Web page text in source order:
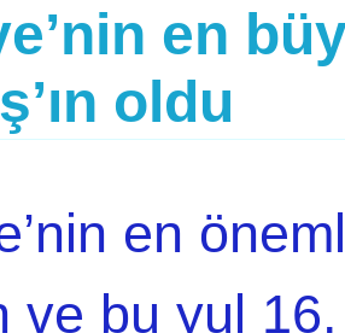
en
oldu
en
ve bu yul